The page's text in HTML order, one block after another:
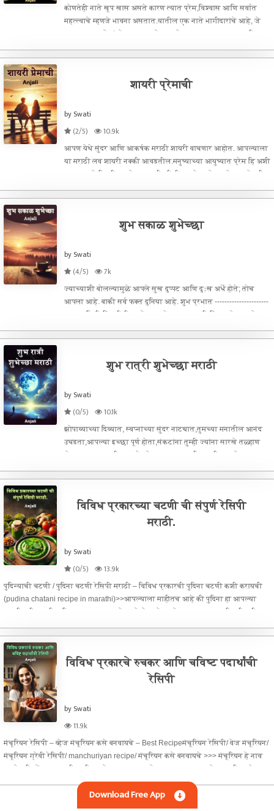
कोणतेही नाते खूप खास असते कारण त्यात प्रेम,विश्वास आणि सर्वात
महत्त्वाचे म्हणजे भावना असतात.यातील एक नाते भागीदारांचे आहे, जे
आयुष्यभर एकमेकांसोबत राहण्याचे वचन देतात. मात्र, या नात्यातही
दू
शायरी प्रेमाची
by Swati
(2/5)
10.9k
आपण येथे सुंदर आणि आकर्षक मराठी शायरी वाचणार आहोत. आपल्याला
या मराठी लव शायरी नक्की आवडतील.मनुष्याच्या आयुष्यात प्रेम हि अशी
भावना आहे कि जी प्रत्येकाला हवीहवीशी वाटते. परमेश्वराने जर कोणती
शुभ सकाळ शुभेच्छा
by Swati
(4/5)
7k
ज्याच्याशी बोलल्यामुळे आपले सुख दुप्पट आणि दुःख अर्धे होते; तोच
आपला आहे. बाकी सर्व फक्त दुनिया आहे. शुभ प्रभात ----------------------
-माणूस किती किंमतीची कपडे वापरतोयावरुन त्याची किंमत होत नसते …
शुभ रात्री शुभेच्छा मराठी
by Swati
(0/5)
10.1k
झोपाव्याच्या दिव्यात, स्वप्नांच्या सुंदर नाट्यात,तुमच्या मनातील आनंद
उघडता,आपल्या इच्छा पूर्ण होता,संकटांना तुम्ही ज्यांना सारखे तळ्हाण
होता,तुमच्या रात्रीच्या स्नेहाने घरघरात सुखाची डाववीता,असेच उदास
विविध प्रकारच्या चटणी ची संपुर्ण रेसिपी
मराठी.
by Swati
(0/5)
13.9k
पुदिन्याची चटणी / पुदिना चटणी रेसिपी मराठी – विविध प्रकारची पुदिना चटणी कशी करायची
(pudina chatani recipe in marathi)>>आपल्याला माहीतच आहे की पुदिना हा आपल्या
मानवी शरीरासाठी अतिशय लाभदायक आहे. याचे सेवन केल्याने हा आपल्या मानवी शरीराची
विविध प्रकारचे रुचकर आणि चविष्ट पदार्थांची
रेसिपी
by Swati
11.9k
मंचूरियन रेसिपी – व्हेज मंचूरियन कसे बनवायचे – Best Recipeमंचूरियन रेसिपी/ वेज मंचूरियन/
मंचूरियन ग्रेवी रेसिपी/ manchuriyan recipe/ मंचूरियन कसे बनवायचे >>> मंचूरियन हे नाव
एकले तरी तोंडाला अगदी पाणी सुटते. लहान मूल असो अथवा वयस्कर आजोबा आजी असो,
Download Free App